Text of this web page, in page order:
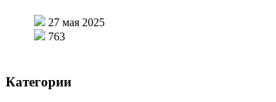
27 мая 2025
763
Категории